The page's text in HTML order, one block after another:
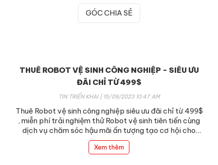
GÓC CHIA SẺ
THUÊ ROBOT VỆ SINH CÔNG NGHIỆP - SIÊU ƯU
ĐÃI CHỈ TỪ 499$
TIN TRIỂN KHAI | 15/09/2023 10:47 AM
Thuê Robot vệ sinh công nghiệp siêu ưu đãi chỉ từ 499$
, miễn phí trải nghiệm thử Robot vệ sinh tiên tiến cùng
dịch vụ chăm sóc hậu mãi ấn tượng tạo cơ hội cho
doanh nghiệp của bạn tiến gần hơn với công nghệ hiện
đại trong tương lai, hướng đến một môi trường sống
Xem thêm